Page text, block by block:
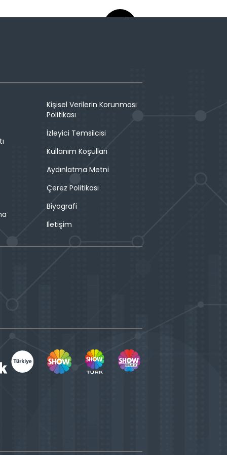
Kişisel Verilerin Korunması
Politikası
İzleyici Temsilcisi
Kullanım Koşulları
Aydınlatma Metni
Çerez Politikası
Biyografi
İletişim